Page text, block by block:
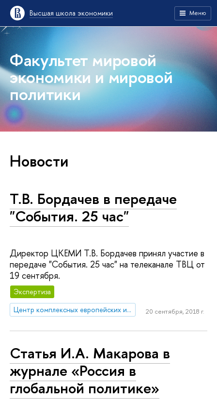
Высшая школа экономики Меню
Факультет мировой
экономики и мировой
политики
Новости
Т.В. Бордачев в передаче
"События. 25 час"
Директор ЦКЕМИ Т.В. Бордачев принял участие в
передаче "События. 25 час" на телеканале ТВЦ от
19 сентября.
Экспертиза
Центр комплексных европейских и международных исследований (ЦКЕМИ)
20 сентября, 2018 г.
Статья И.А. Макарова в
журнале «Россия в
глобальной политике»